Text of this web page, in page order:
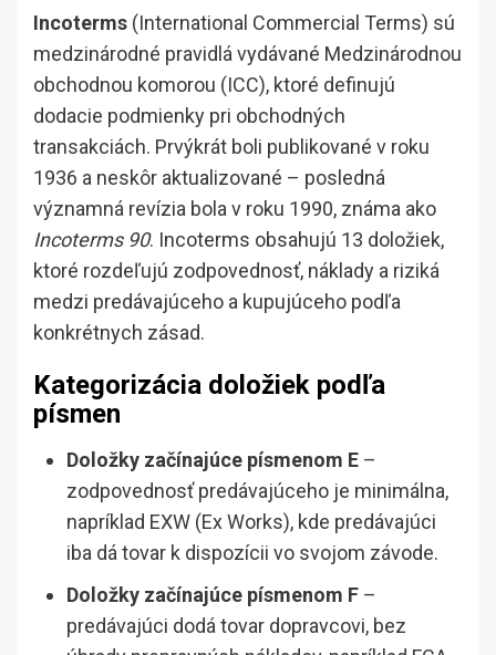
Incoterms (International Commercial Terms) sú
medzinárodné pravidlá vydávané Medzinárodnou
obchodnou komorou (ICC), ktoré definujú
dodacie podmienky pri obchodných
transakciách. Prvýkrát boli publikované v roku
1936 a neskôr aktualizované – posledná
významná revízia bola v roku 1990, známa ako
Incoterms 90. Incoterms obsahujú 13 doložiek,
ktoré rozdeľujú zodpovednosť, náklady a riziká
medzi predávajúceho a kupujúceho podľa
konkrétnych zásad.
Kategorizácia doložiek podľa
písmen
Doložky začínajúce písmenom E –
zodpovednosť predávajúceho je minimálna,
napríklad EXW (Ex Works), kde predávajúci
iba dá tovar k dispozícii vo svojom závode.
Doložky začínajúce písmenom F –
predávajúci dodá tovar dopravcovi, bez